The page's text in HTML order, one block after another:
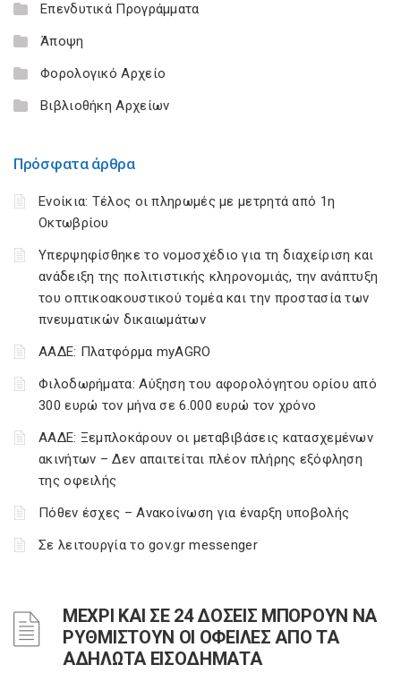
Επενδυτικά Προγράμματα
Άποψη
Φορολογικό Αρχείο
Βιβλιοθήκη Αρχείων
Πρόσφατα άρθρα
Ενοίκια: Τέλος οι πληρωμές με μετρητά από 1η
Οκτωβρίου
Υπερψηφίσθηκε το νομοσχέδιο για τη διαχείριση και
ανάδειξη της πολιτιστικής κληρονομιάς, την ανάπτυξη
του οπτικοακουστικού τομέα και την προστασία των
πνευματικών δικαιωμάτων
ΑΑΔΕ: Πλατφόρμα myAGRO
Φιλοδωρήματα: Αύξηση του αφορολόγητου ορίου από
300 ευρώ τον μήνα σε 6.000 ευρώ τον χρόνο
ΑΑΔΕ: Ξεμπλοκάρουν οι μεταβιβάσεις κατασχεμένων
ακινήτων – Δεν απαιτείται πλέον πλήρης εξόφληση
της οφειλής
Πόθεν έσχες – Ανακοίνωση για έναρξη υποβολής
Σε λειτουργία το gov.gr messenger
ΜΕΧΡΙ ΚΑΙ ΣΕ 24 ΔΟΣΕΙΣ ΜΠΟΡΟΥΝ ΝΑ
ΡΥΘΜΙΣΤΟΥΝ ΟΙ ΟΦΕΙΛΕΣ ΑΠΟ ΤΑ
ΑΔΗΛΩΤΑ ΕΙΣΟΔΗΜΑΤΑ